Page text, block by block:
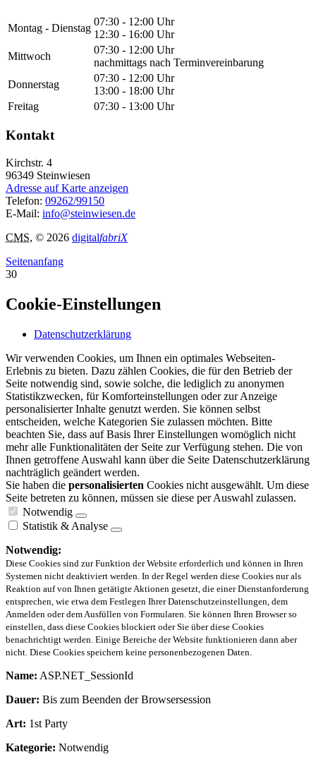
Montag - Dienstag
07:30 - 12:00 Uhr
12:30 - 16:00 Uhr
Mittwoch
07:30 - 12:00 Uhr
nachmittags nach Terminvereinbarung
Donnerstag
07:30 - 12:00 Uhr
13:00 - 18:00 Uhr
Freitag
07:30 - 13:00 Uhr
Kontakt
Kirchstr. 4
96349 Steinwiesen
Adresse auf Karte anzeigen
Telefon: 09262/99150
E-Mail: info@steinwiesen.de
CMS, © 2026 digitalfabriX
Seitenanfang
30
Cookie-Einstellungen
Datenschutzerklärung
Wir verwenden Cookies, um Ihnen ein optimales Webseiten-
Erlebnis zu bieten. Dazu zählen Cookies, die für den Betrieb der
Seite notwendig sind, sowie solche, die lediglich zu anonymen
Statistikzwecken, für Komforteinstellungen oder zur Anzeige
personalisierter Inhalte genutzt werden. Sie können selbst
entscheiden, welche Kategorien Sie zulassen möchten. Bitte
beachten Sie, dass auf Basis Ihrer Einstellungen womöglich nicht
mehr alle Funktionalitäten der Seite zur Verfügung stehen. Die von
Ihnen getroffene Auswahl kann über die Seite Datenschutzerklärung
nachträglich geändert werden.
Sie haben die personalisierten Cookies nicht ausgewählt. Um diese
Seite betreten zu können, müssen sie diese per Auswahl zulassen.
Notwendig
Statistik & Analyse
Notwendig:
Diese Cookies sind zur Funktion der Website erforderlich und können in Ihren
Systemen nicht deaktiviert werden. In der Regel werden diese Cookies nur als
Reaktion auf von Ihnen getätigte Aktionen gesetzt, die einer Dienstanforderung
entsprechen, wie etwa dem Festlegen Ihrer Datenschutzeinstellungen, dem
Anmelden oder dem Ausfüllen von Formularen. Sie können Ihren Browser so
einstellen, dass diese Cookies blockiert oder Sie über diese Cookies
benachrichtigt werden. Einige Bereiche der Website funktionieren dann aber
nicht. Diese Cookies speichern keine personenbezogenen Daten.
Name: ASP.NET_SessionId
Dauer: Bis zum Beenden der Browsersession
Art: 1st Party
Kategorie: Notwendig